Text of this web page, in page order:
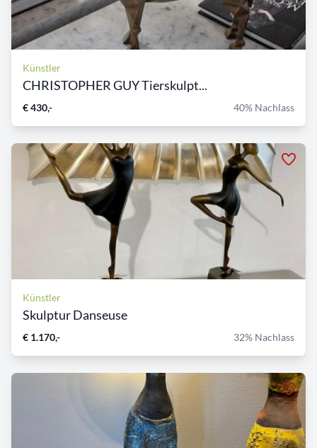
Künstler
CHRISTOPHER GUY Tierskulpt...
€ 430,- 40% Nachlass
Künstler
Skulptur Danseuse
€ 1.170,- 32% Nachlass